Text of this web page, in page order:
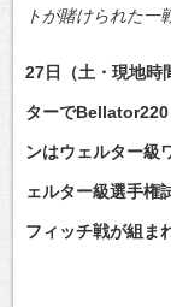
トが賭けられた一
27日（土・現地時
ターで
ンはウェルター級
ェルター級選手権
フィッチ戦が組ま